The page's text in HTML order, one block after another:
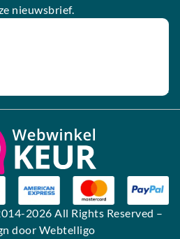
nieuwsbrief.
2026 All Rights Reserved –
door Webtelligo